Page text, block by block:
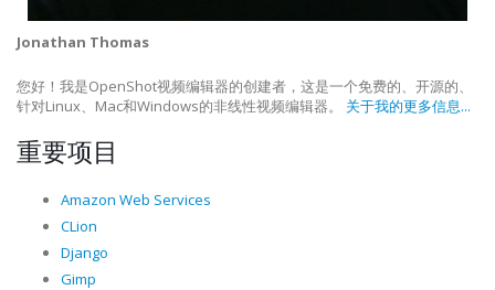
Jonathan Thomas
您好！我是OpenShot视频编辑器的创建者，这是一个免费的、开源的、
针对Linux、Mac和Windows的非线性视频编辑器。 关于我的更多信息...
重要项目
Amazon Web Services
CLion
Django
Gimp